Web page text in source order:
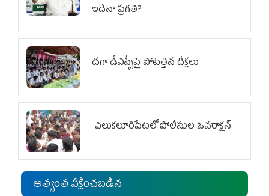
ఇదేనా ప్రగతి?
దగా డీఎస్సీపై పోటెత్తిన దీక్షలు
చిలుక‌లూరిపేట‌లో పోలీసుల ఓవ‌రాక్ష‌న్‌
అత్యంత వీక్షించబడిన